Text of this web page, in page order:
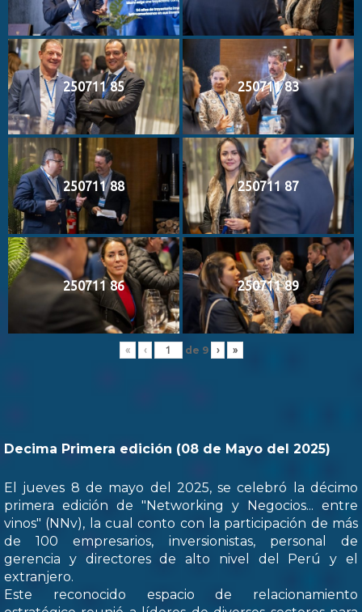
250711 85 250711 83
250711 88 250711 87
250711 86 250711 89
« ‹ de 9 › »
Decima Primera edición (08 de Mayo del 2025)
El jueves 8 de mayo del 2025, se celebró la décimo
primera edición de "Networking y Negocios... entre
vinos" (NNv), la cual conto con la participación de más
de 100 empresarios, inversionistas, personal de
gerencia y directores de alto nivel del Perú y el
extranjero.
Este reconocido espacio de relacionamiento